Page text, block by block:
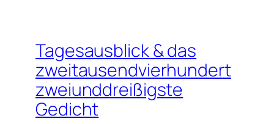
Tagesausblick & das
zweitausendvierhundert
zweiunddreißigste
Gedicht